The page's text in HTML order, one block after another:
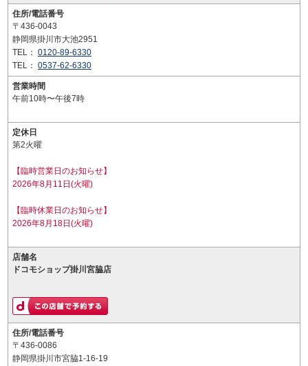
住所/電話番号
〒436-0043
静岡県掛川市大池2951
TEL： 0120-89-6330
TEL： 0537-62-6330
営業時間
午前10時〜午後7時
定休日
第2火曜
【臨時営業日のお知らせ】
2026年8月11日(火曜)
【臨時休業日のお知らせ】
2026年8月18日(火曜)
店舗名
ドコモショップ掛川宮脇店
住所/電話番号
〒436-0086
静岡県掛川市宮脇1-16-19